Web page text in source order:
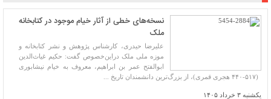
نسخه‌های خطی از آثار خیام موجود در کتابخانه
ملک
علیرضا حیدری، کارشناس پژوهش و نشر کتابخانه و
موزه ملی ملک دراین‌خصوص گفت: حکیم غیاث‌الدین
ابوالفتح عمر بن ابراهیم، معروف به خیام نیشابوری
(۵۱۷-۴۴۰ هجری قمری)، از بزرگ‌ترین دانشمندان تاریخ ...
یکشنبه ۳ خرداد ۱۴۰۵